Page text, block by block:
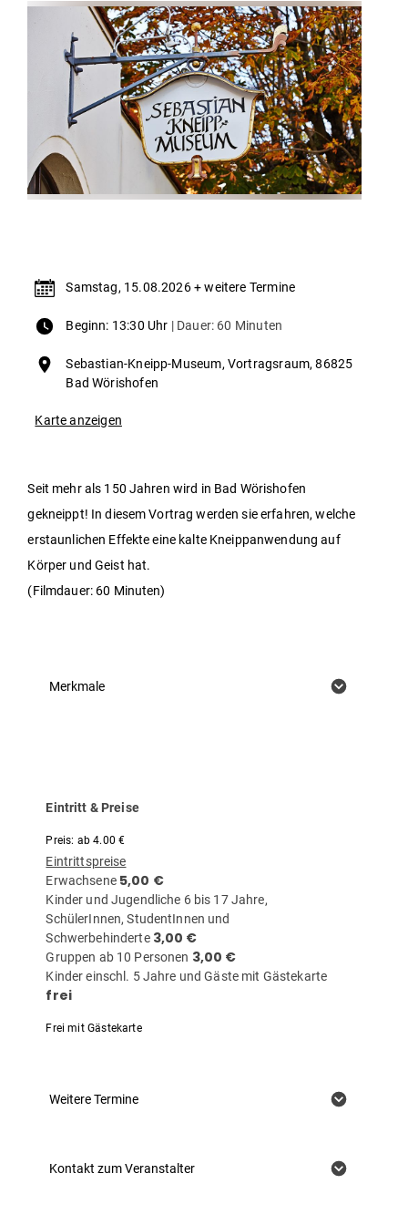
Samstag, 15.08.2026 + weitere Termine
Beginn: 13:30 Uhr | Dauer: 60 Minuten
Sebastian-Kneipp-Museum, Vortragsraum, 86825
Bad Wörishofen
Karte anzeigen
Seit mehr als 150 Jahren wird in Bad Wörishofen
gekneippt! In diesem Vortrag werden sie erfahren, welche
erstaunlichen Effekte eine kalte Kneippanwendung auf
Körper und Geist hat.
(Filmdauer: 60 Minuten)
Merkmale
Eintritt & Preise
Preis: ab 4.00 €
Eintrittspreise
Erwachsene 5,00 €
Kinder und Jugendliche 6 bis 17 Jahre,
SchülerInnen, StudentInnen und
Schwerbehinderte 3,00 €
Gruppen ab 10 Personen 3,00 €
Kinder einschl. 5 Jahre und Gäste mit Gästekarte
frei
Frei mit Gästekarte
Weitere Termine
Kontakt zum Veranstalter